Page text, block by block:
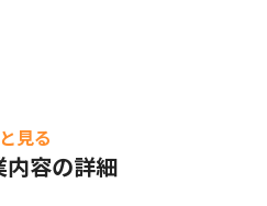
見る
内容の詳細